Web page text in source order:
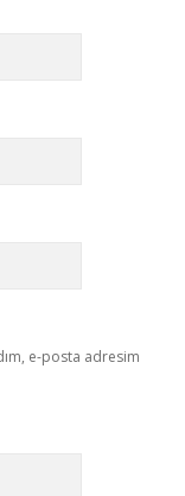
e-posta adresim